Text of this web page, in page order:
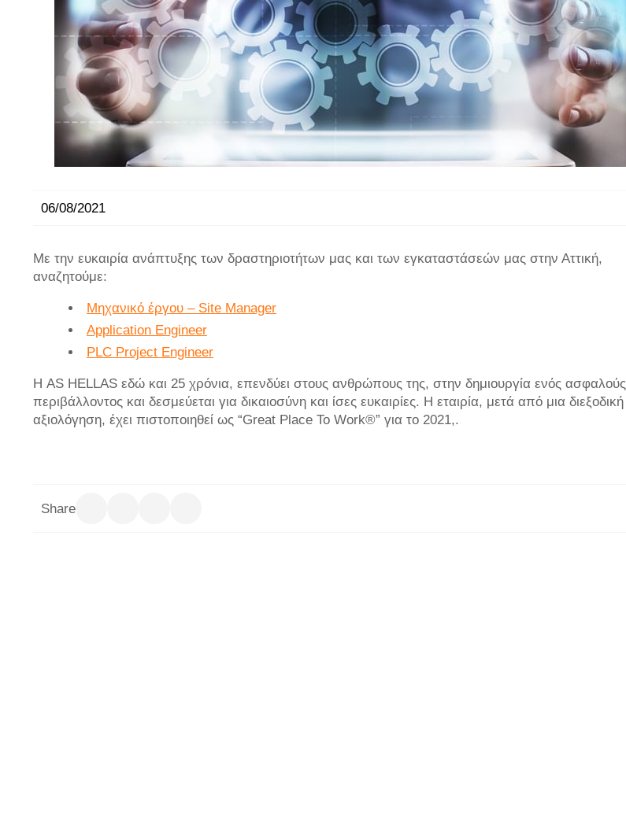
06/08/2021
Με την ευκαιρία ανάπτυξης των δραστηριοτήτων μας και των εγκαταστάσεών μας στην Αττική,
αναζητούμε:
Μηχανικό έργου – Site Manager
Application Engineer
PLC Project Engineer
Η AS HELLAS εδώ και 25 χρόνια, επενδύει στους ανθρώπους της, στην δημιουργία ενός ασφαλούς
περιβάλλοντος και δεσμεύεται για δικαιοσύνη και ίσες ευκαιρίες. Η εταιρία, μετά από μια διεξοδική
αξιολόγηση, έχει πιστοποιηθεί ως “Great Place To Work®” για το 2021,.
Share